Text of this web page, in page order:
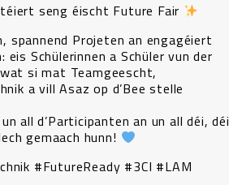
seng éischt Future Fair
spannend Projeten an engagéiert
eis Schülerinnen a Schüler vun der
si mat Teamgeescht,
a vill Asaz op d’Bee stelle
all d’Participanten an un all déi, déi
gemaach hunn!
#FutureReady #3CI #LAM